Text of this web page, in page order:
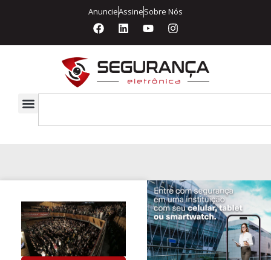
AnuncieAssineSobre Nós